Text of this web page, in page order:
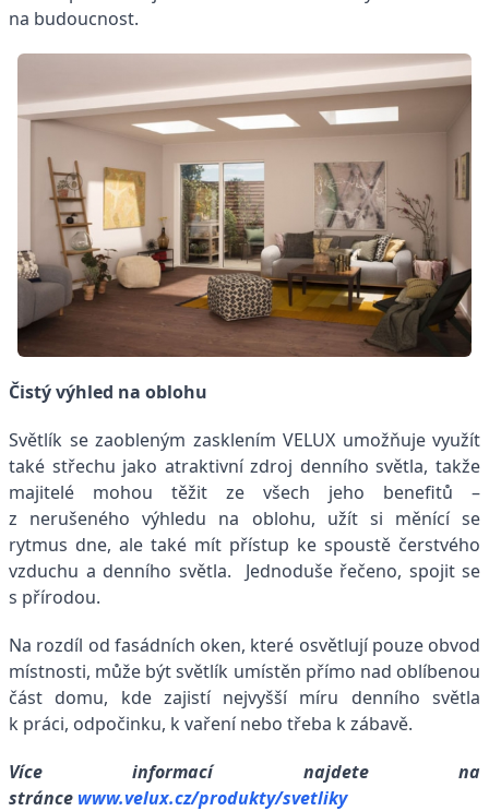
na budoucnost.
Čistý výhled na oblohu
Světlík se zaobleným zasklením VELUX umožňuje využít
také střechu jako atraktivní zdroj denního světla, takže
majitelé mohou těžit ze všech jeho benefitů –
z nerušeného výhledu na oblohu, užít si měnící se
rytmus dne, ale také mít přístup ke spoustě čerstvého
vzduchu a denního světla. Jednoduše řečeno, spojit se
s přírodou.
Na rozdíl od fasádních oken, které osvětlují pouze obvod
místnosti, může být světlík umístěn přímo nad oblíbenou
část domu, kde zajistí nejvyšší míru denního světla
k práci, odpočinku, k vaření nebo třeba k zábavě.
Více informací najdete na
stránce www.velux.cz/produkty/svetliky